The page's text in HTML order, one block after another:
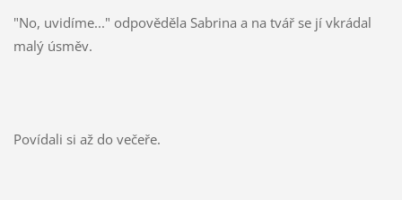
"No, uvidíme..." odpověděla Sabrina a na tvář se jí vkrádal
malý úsměv.
Povídali si až do večeře.